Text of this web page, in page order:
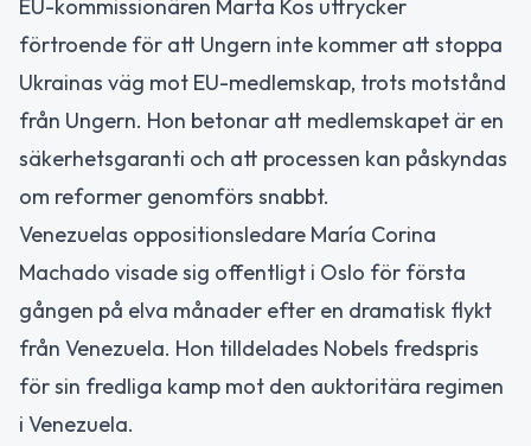
EU-kommissionären Marta Kos uttrycker
förtroende för att Ungern inte kommer att stoppa
Ukrainas väg mot EU-medlemskap, trots motstånd
från Ungern. Hon betonar att medlemskapet är en
säkerhetsgaranti och att processen kan påskyndas
om reformer genomförs snabbt.
Venezuelas oppositionsledare María Corina
Machado visade sig offentligt i Oslo för första
gången på elva månader efter en dramatisk flykt
från Venezuela. Hon tilldelades Nobels fredspris
för sin fredliga kamp mot den auktoritära regimen
i Venezuela.